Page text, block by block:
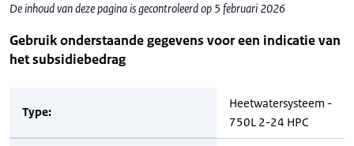
De inhoud van deze pagina is gecontroleerd op 5 februari 2026
Gebruik onderstaande gegevens voor een indicatie van
het subsidiebedrag
Type:
Heetwatersysteem -
750L 2-24 HPC